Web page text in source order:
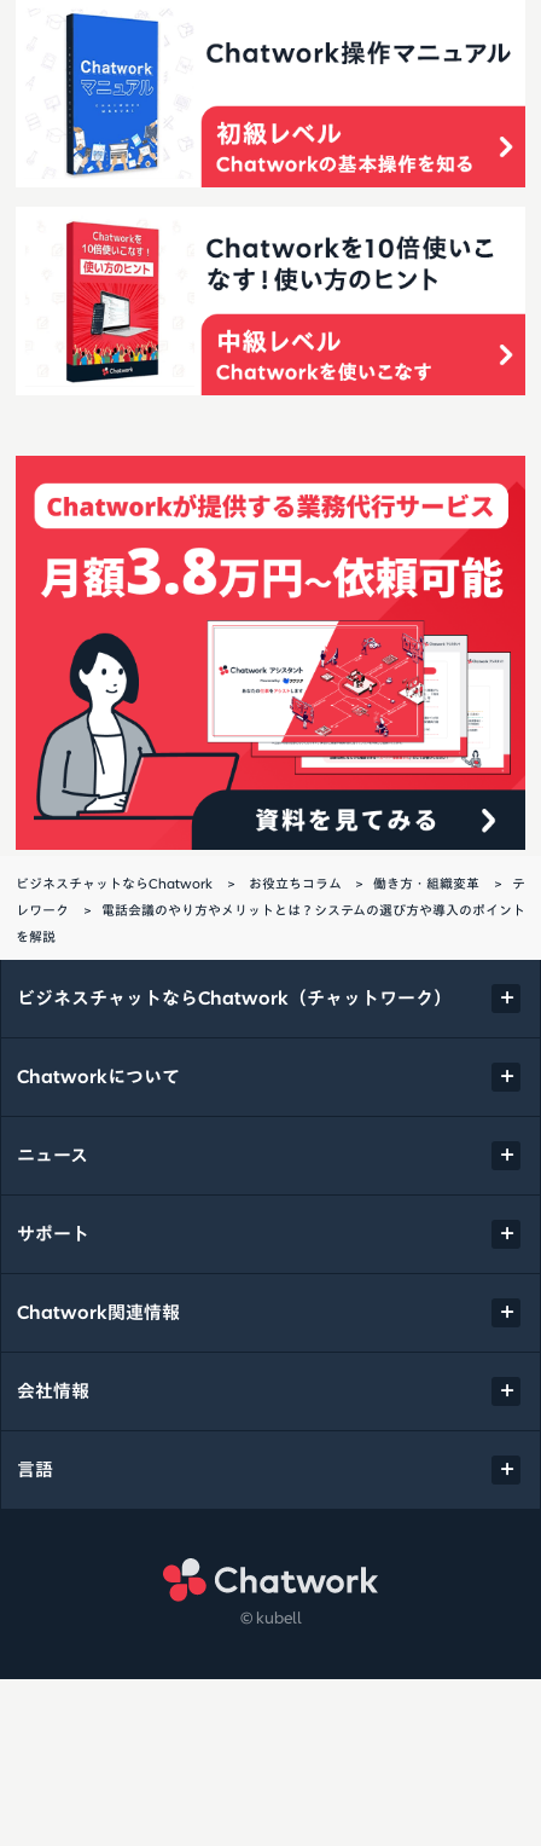
ビジネスチャットならChatwork お役立ちコラム 働き方・組織変革
テ
レワーク
電話会議のやり方やメリットとは？システムの選び方や導入のポイント
を解説
ビジネスチャットならChatwork（チャットワーク）
Chatworkについて
ニュース
サポート
Chatwork関連情報
会社情報
言語
© kubell